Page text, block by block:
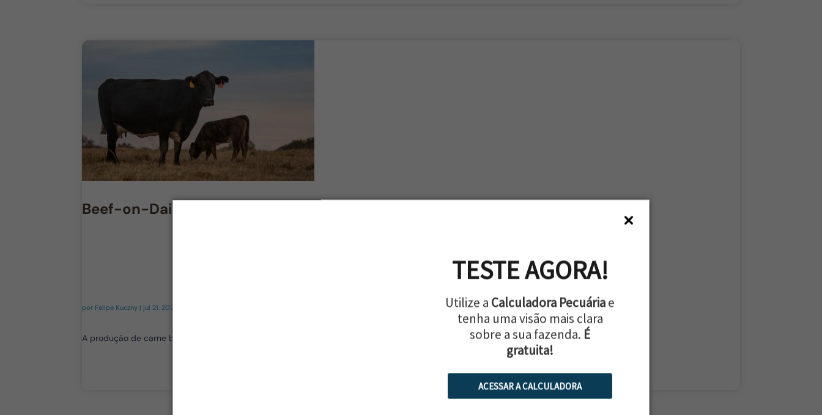
TESTE AGORA!
Utilize a Calculadora Pecuáriae
tenha uma visão mais clara
sobre a sua fazenda. É
gratuita!
ACESSAR A CALCULADORA
Beef-on-Dairy: Realidade nos EUA e oportunidades no Brasil
por Felipe Kuczny | jul 21, 2026
A produção de carne bovina a partir de rebanhos leiteiros tem ganhado cada vez mais espaço em países como os Estados...